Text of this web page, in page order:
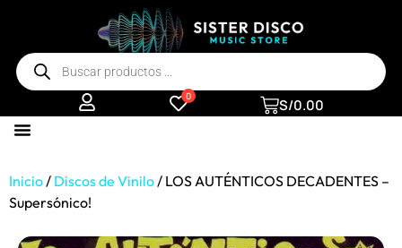
0 S/0.00
Inicio/ Discos de Vinilo/ LOS AUTÉNTICOS DECADENTES –
Supersónico!